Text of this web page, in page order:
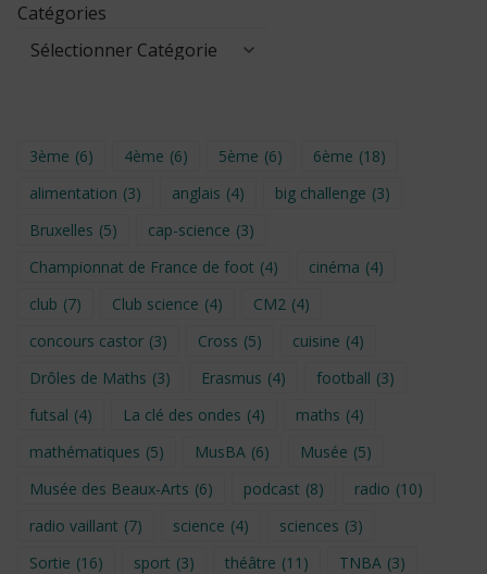
Catégories
3ème (6) 4ème (6) 5ème (6) 6ème (18)
alimentation (3) anglais (4) big challenge (3)
Bruxelles (5) cap-science (3)
Championnat de France de foot (4) cinéma (4)
club (7) Club science (4) CM2 (4)
concours castor (3) Cross (5) cuisine (4)
Drôles de Maths (3) Erasmus (4) football (3)
futsal (4) La clé des ondes (4) maths (4)
mathématiques (5) MusBA (6) Musée (5)
Musée des Beaux-Arts (6) podcast (8) radio (10)
radio vaillant (7) science (4) sciences (3)
Sortie (16) sport (3) théâtre (11) TNBA (3)